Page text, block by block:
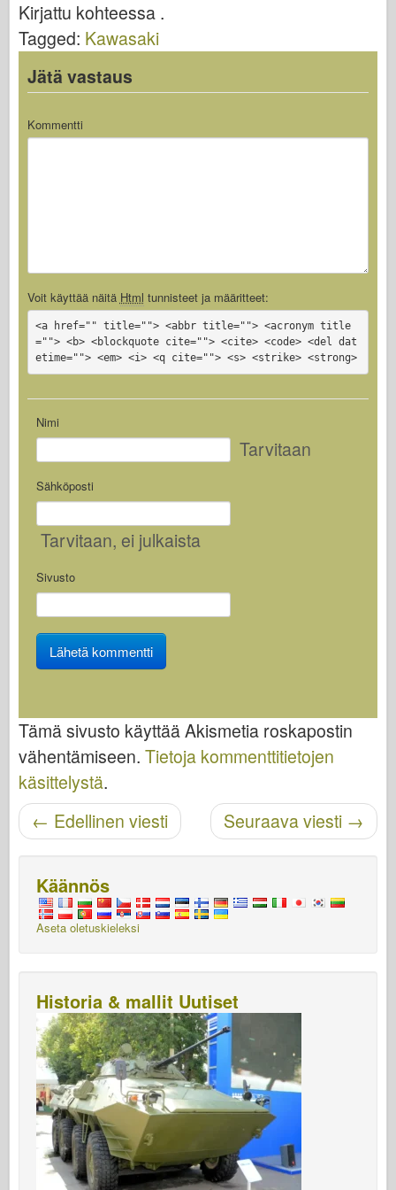
Bronco
Kyberharrastus
Dragon
Eduard
Heller
HobbyBoss-ylle
IBG-mallit
Icm
Italeri
Legenda
Meng-malli
Tamiya
Trumpetisti
Zvezda
Kävele ympäriinsä
Kirjoja
Meihin yhteyttä
Le-lehti
Sarjat
o
o
k
d
n
Kirjattu kohteessa .
Tagged: Kawasaki
Jätä vastaus
Kommentti
Voit käyttää näitä Html tunnisteet ja määritteet:
<a href="" title=""> <abbr title=""> <acronym title
=""> <b> <blockquote cite=""> <cite> <code> <del dat
etime=""> <em> <i> <q cite=""> <s> <strike> <strong>
Nimi
Tarvitaan
Sähköposti
Tarvitaan, ei julkaista
Sivusto
Tämä sivusto käyttää Akismetia roskapostin
vähentämiseen. Tietoja kommenttitietojen
käsittelystä.
Navigoinnin jälkeinen Seuraava viesti →
← Edellinen viesti
Käännös
Aseta oletuskieleksi
Historia & mallit Uutiset